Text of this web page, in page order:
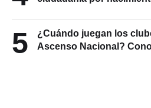
5
¿Cuándo juegan los
Ascenso Nacional?